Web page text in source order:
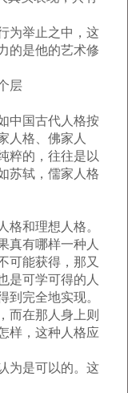
举止之中，这
的是他的艺术修
层
国古代人格按
人格、佛家人
粹的，往往是以
苏轼，儒家人格
和理想人格。
真有哪样一种人
可能获得，那又
是可学可得的人
到完全地实现。
而在那人身上则
样，这种人格应
是可以的。这